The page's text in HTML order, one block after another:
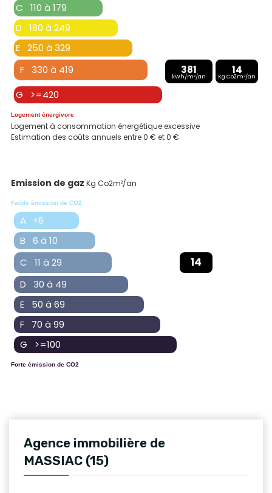
C 110 à 179
D 180 à 249
E 250 à 329
F 330 à 419
381
kWh/m²/an
14
Kg Co2m²/an
G >=420
Logement énergivore
Logement à consommation énergétique excessive
Estimation des coûts annuels entre 0 € et 0 €
Emission de gaz Kg Co2m²/an
Faible émission de CO2
A <6
B 6 à 10
C 11 à 29
14
D 30 à 49
E 50 à 69
F 70 à 99
G >=100
Forte émission de CO2
Agence immobilière de
MASSIAC (15)